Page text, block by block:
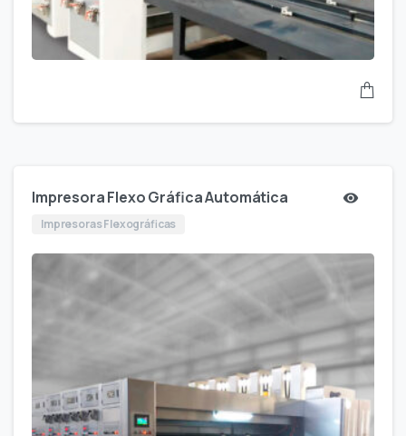
Impresora Flexo Gráfica Automática
Impresoras Flexográficas